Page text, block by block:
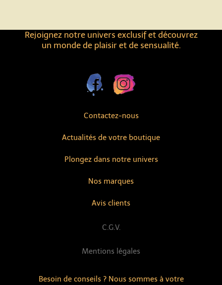
Contactez-nous
Actualités de votre boutique
Avis clients
Nos marques
Rejoignez notre univers exclusif et découvrez
un monde de plaisir et de sensualité.
Besoin de conseils ? Nous sommes à votre
Plongez dans notre univers
Mentions légales
C.G.V.